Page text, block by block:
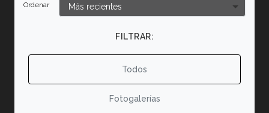
Ordenar
FILTRAR:
Todos
Fotogalerías